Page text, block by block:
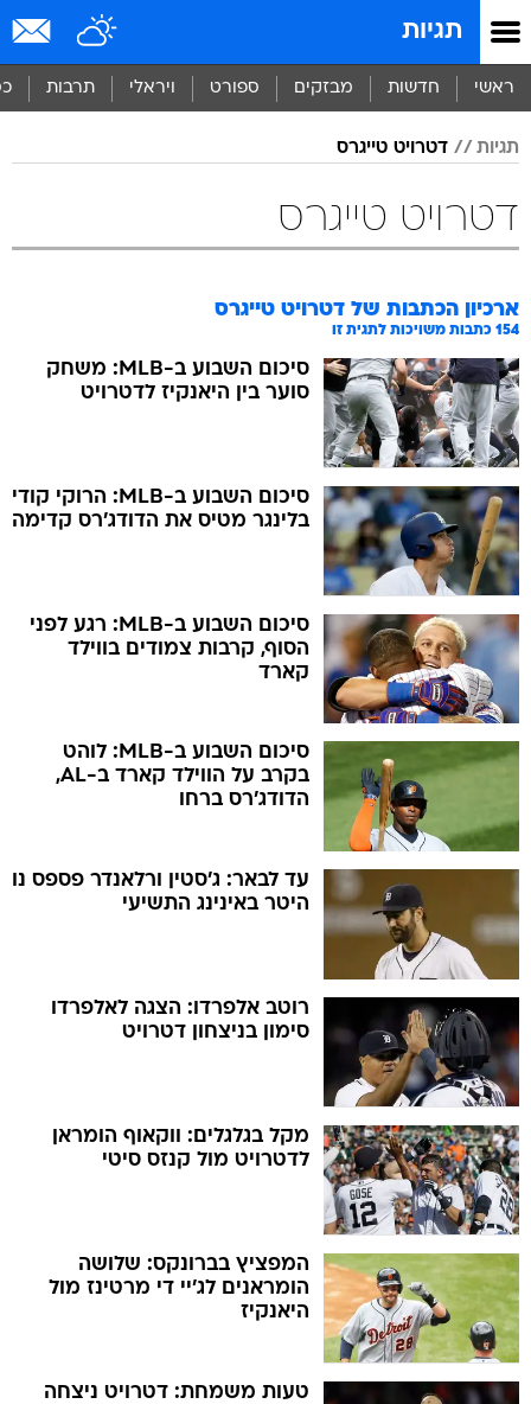
תגיות
ראשי חדשות מבזקים ספורט ויראלי תרבות
תגיות דטרויט טייגרס
דטרויט טייגרס
ארכיון הכתבות של דטרויט טייגרס
154 כתבות משויכות לתגית זו
סיכום השבוע ב-MLB: משחק
סוער בין היאנקיז לדטרויט
סיכום השבוע ב-MLB: הרוקי קודי
בלינגר מטיס את הדודג'רס קדימה
סיכום השבוע ב-MLB: רגע לפני
הסוף, קרבות צמודים בווילד
קארד
סיכום השבוע ב-MLB: לוהט
בקרב על הווילד קארד ב-AL,
הדודג'רס ברחו
עד לבאר: ג'סטין ורלאנדר פספס נו
היטר באינינג התשיעי
רוטב אלפרדו: הצגה לאלפרדו
סימון בניצחון דטרויט
מקל בגלגלים: ווקאוף הומראן
לדטרויט מול קנזס סיטי
המפציץ בברונקס: שלושה
הומראנים לג'יי די מרטינז מול
היאנקיז
טעות משמחת: דטרויט ניצחה